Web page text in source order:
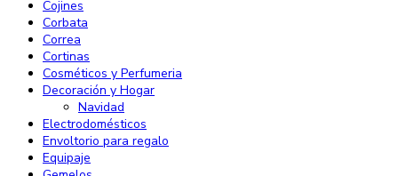
Cojines
Corbata
Correa
Cortinas
Cosméticos y Perfumeria
Decoración y Hogar
Navidad
Electrodomésticos
Envoltorio para regalo
Equipaje